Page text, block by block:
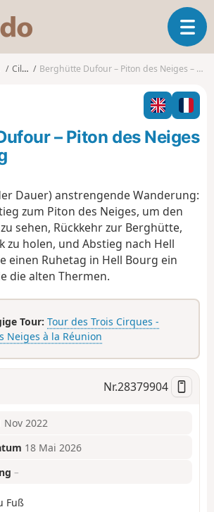
s
o
o
T
o
l
n
a
a
Cilaos Berghütte Dufour – Piton des Neiges – Hell Bourg
– Piton des Neiges
Dauer) anstrengende Wanderung:
zum Piton des Neiges, um den
sehen, Rückkehr zur Berghütte,
zu holen, und Abstieg nach Hell
einen Ruhetag in Hell Bourg ein
die alten Thermen.
Tour: Tour des Trois Cirques -
Neiges à la Réunion
Nr.28379904
Nov 2022
18 Mai 2026
–
Fuß